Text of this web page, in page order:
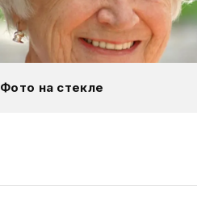
Фото на стекле